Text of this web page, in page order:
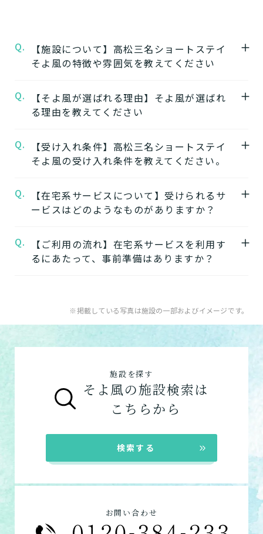
Q.
【施設について】高松三名ショートステイ
そよ風の特徴や雰囲気を教えてください
★施設の特徴★
高松三名ショートステイそよ風
しています。
高松三名ショートステイそよ風 の公式ページ
では施設の写真から雰囲気をご確認いただけ
Q.
【そよ風が選ばれる理由】そよ風が選ばれ
る理由を教えてください
【1】ワンストップサービス
「そよ風」は、同じ建物の中で複数の介護サ
施設の中で別のサービスに移行することがで
きます。
【2】できるを増やす介護サービス
えています。お客様が自分らしく生活できる
ように、ご自身でできることと支援が必要な
【3】お客様に選ばれるできたてのお食事
そよ風は施設内に厨房を構え、手作りのお食
客様から「おいしい」と評価をいただきまし
た。
★この介護施設について…相談したい・見学
Q.
【受け入れ条件】高松三名ショートステイ
そよ風の受け入れ条件を教えてください。
自立 要支援 要介護 認知症相談可
Q.
【在宅系サービスについて】受けられるサ
ービスはどのようなものがありますか？
自宅から通う
ショートステイ
自宅に来てもらって介護し
てもらう
Q.
【ご利用の流れ】在宅系サービスを利用す
るにあたって、事前準備はありますか？
ケアマネジャーによる「ケアプラン」の作成
が必要です。
ケアマネジャーによる申請代行も可能です。
「ケアマネジャー」が決まっていない方
域包括支援センターまたは居宅介護支援事務
※掲載している写真は施設の一部およびイメージです。
施設を探す
そよ風の施設検索は
こちらから
検索する
お問い合わせ